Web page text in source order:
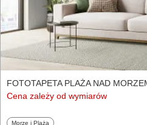
FOTOTAPETA PLAŻA NAD
Cena zależy od wymiarów
Fototapety
Morze i Plaża